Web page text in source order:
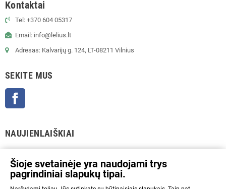
Kontaktai
Tel: +370 604 05317
Email: info@lelius.lt
Adresas: Kalvarijų g. 124, LT-08211 Vilnius
SEKITE MUS
NAUJIENLAIŠKIAI
Šioje svetainėje yra naudojami trys
pagrindiniai slapukų tipai.